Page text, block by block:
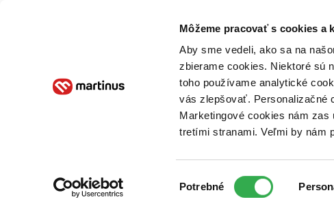
Môžeme pracovať s cookies a
Aby sme vedeli, ako sa na
zbierame cookies. Niektoré sú
toho používame analytické
vás zlepšovať. Personalizačné
Marketingové cookies nám zas
tretími stranami. Veľmi by nám
súhlasu
Potrebné
O nás
Zelený Martinus
Nerobíme rozdiely